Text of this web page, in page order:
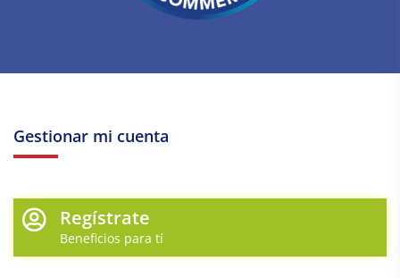
Gestionar mi cuenta
Regístrate
Beneficios para tí